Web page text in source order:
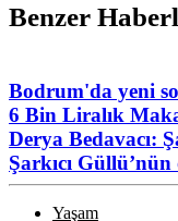
Benzer
Bodrum'da yeni
6 Bin Liralık
Derya Bedavacı:
Şarkıcı
Yaşam